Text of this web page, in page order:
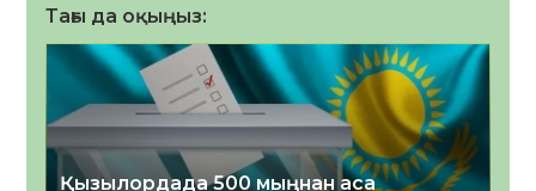
Тағы да оқыңыз:
Қызылордада 500 мыңнан аса